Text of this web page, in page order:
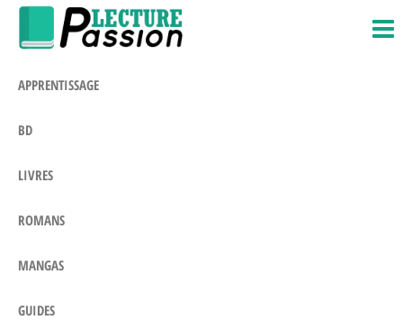
Passer
APPRENTISSAGE
BD
LIVRES
ROMANS
MANGAS
GUIDES